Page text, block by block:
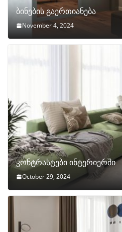
ბინების გაერთიანება
November 4, 2024
კონტრასტები ინტერიერში
October 29, 2024